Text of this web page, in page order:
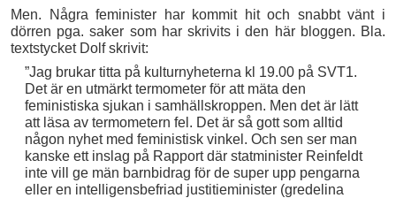
Men. Några feminister har kommit hit och snabbt vänt i
dörren pga. saker som har skrivits i den här bloggen. Bla.
textstycket Dolf skrivit:
”Jag brukar titta på kulturnyheterna kl 19.00 på SVT1.
Det är en utmärkt termometer för att mäta den
feministiska sjukan i samhällskroppen. Men det är lätt
att läsa av termometern fel. Det är så gott som alltid
någon nyhet med feministisk vinkel. Och sen ser man
kanske ett inslag på Rapport där statminister Reinfeldt
inte vill ge män barnbidrag för de super upp pengarna
eller en intelligensbefriad justitieminister (gredelina